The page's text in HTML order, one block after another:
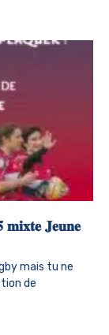
𝐦𝐢𝐱𝐭𝐞 𝐉𝐞𝐮𝐧𝐞
mais tu ne
de